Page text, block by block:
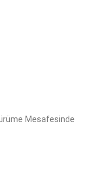
Mesafesinde